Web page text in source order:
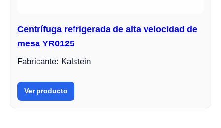
Centrífuga refrigerada de alta velocidad de
mesa YR0125
Fabricante: Kalstein
Ver producto